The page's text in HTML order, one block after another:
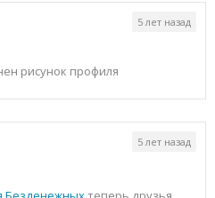
рисунок профиля
5 лет назад
5 лет назад